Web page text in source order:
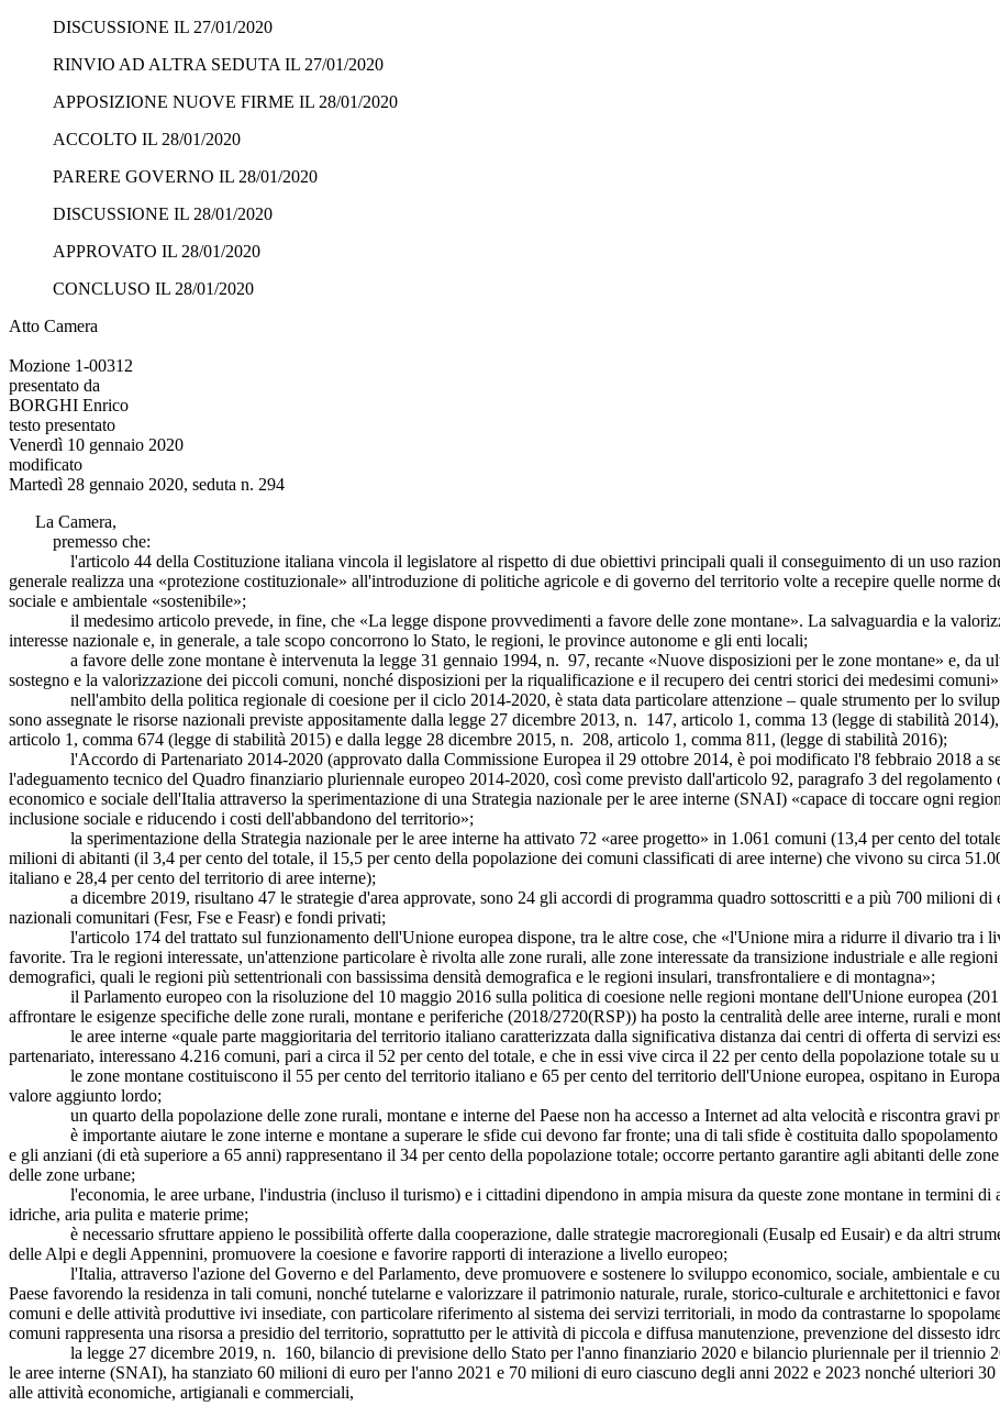
DISCUSSIONE IL 27/01/2020
RINVIO AD ALTRA SEDUTA IL 27/01/2020
APPOSIZIONE NUOVE FIRME IL 28/01/2020
ACCOLTO IL 28/01/2020
PARERE GOVERNO IL 28/01/2020
DISCUSSIONE IL 28/01/2020
APPROVATO IL 28/01/2020
CONCLUSO IL 28/01/2020
Atto Camera
Mozione 1-00312
presentato da
BORGHI Enrico
testo presentato
Venerdì 10 gennaio 2020
modificato
Martedì 28 gennaio 2020, seduta n. 294
La Camera,
premesso che:
l'articolo 44 della Costituzione italiana vincola il legislatore al rispetto di due obiettivi principali quali il conseguimento di un uso
generale realizza una «protezione costituzionale» all'introduzione di politiche agricole e di governo del territorio volte a recepire quelle
sociale e ambientale «sostenibile»;
il medesimo articolo prevede, in fine, che «La legge dispone provvedimenti a favore delle zone montane». La salvaguardia e la
interesse nazionale e, in generale, a tale scopo concorrono lo Stato, le regioni, le province autonome e gli enti locali;
a favore delle zone montane è intervenuta la legge 31 gennaio 1994, n. 97, recante «Nuove disposizioni per le zone montane» e, da
sostegno e la valorizzazione dei piccoli comuni, nonché disposizioni per la riqualificazione e il recupero dei centri storici dei medesimi
nell'ambito della politica regionale di coesione per il ciclo 2014-2020, è stata data particolare attenzione – quale strumento per lo
sono assegnate le risorse nazionali previste appositamente dalla legge 27 dicembre 2013, n. 147, articolo 1, comma 13 (legge di stabilità
articolo 1, comma 674 (legge di stabilità 2015) e dalla legge 28 dicembre 2015, n. 208, articolo 1, comma 811, (legge di stabilità 2016);
l'Accordo di Partenariato 2014-2020 (approvato dalla Commissione Europea il 29 ottobre 2014, è poi modificato l'8 febbraio 2018 a
l'adeguamento tecnico del Quadro finanziario pluriennale europeo 2014-2020, così come previsto dall'articolo 92, paragrafo 3 del
economico e sociale dell'Italia attraverso la sperimentazione di una Strategia nazionale per le aree interne (SNAI) «capace di toccare ogni
inclusione sociale e riducendo i costi dell'abbandono del territorio»;
la sperimentazione della Strategia nazionale per le aree interne ha attivato 72 «aree progetto» in 1.061 comuni (13,4 per cento del
milioni di abitanti (il 3,4 per cento del totale, il 15,5 per cento della popolazione dei comuni classificati di aree interne) che vivono su circa
italiano e 28,4 per cento del territorio di aree interne);
a dicembre 2019, risultano 47 le strategie d'area approvate, sono 24 gli accordi di programma quadro sottoscritti e a più 700 milioni di
nazionali comunitari (Fesr, Fse e Feasr) e fondi privati;
l'articolo 174 del trattato sul funzionamento dell'Unione europea dispone, tra le altre cose, che «l'Unione mira a ridurre il divario tra i
favorite. Tra le regioni interessate, un'attenzione particolare è rivolta alle zone rurali, alle zone interessate da transizione industriale e alle
demografici, quali le regioni più settentrionali con bassissima densità demografica e le regioni insulari, transfrontaliere e di montagna»;
il Parlamento europeo con la risoluzione del 10 maggio 2016 sulla politica di coesione nelle regioni montane dell'Unione europea
affrontare le esigenze specifiche delle zone rurali, montane e periferiche (2018/2720(RSP)) ha posto la centralità delle aree interne, rurali e
le aree interne «quale parte maggioritaria del territorio italiano caratterizzata dalla significativa distanza dai centri di offerta di servizi
partenariato, interessano 4.216 comuni, pari a circa il 52 per cento del totale, e che in essi vive circa il 22 per cento della popolazione totale su
le zone montane costituiscono il 55 per cento del territorio italiano e 65 per cento del territorio dell'Unione europea, ospitano in Europa
valore aggiunto lordo;
un quarto della popolazione delle zone rurali, montane e interne del Paese non ha accesso a Internet ad alta velocità e riscontra gravi
è importante aiutare le zone interne e montane a superare le sfide cui devono far fronte; una di tali sfide è costituita dallo spopolamento
e gli anziani (di età superiore a 65 anni) rappresentano il 34 per cento della popolazione totale; occorre pertanto garantire agli abitanti delle
delle zone urbane;
l'economia, le aree urbane, l'industria (incluso il turismo) e i cittadini dipendono in ampia misura da queste zone montane in termini di
idriche, aria pulita e materie prime;
è necessario sfruttare appieno le possibilità offerte dalla cooperazione, dalle strategie macroregionali (Eusalp ed Eusair) e da altri
delle Alpi e degli Appennini, promuovere la coesione e favorire rapporti di interazione a livello europeo;
l'Italia, attraverso l'azione del Governo e del Parlamento, deve promuovere e sostenere lo sviluppo economico, sociale, ambientale e
Paese favorendo la residenza in tali comuni, nonché tutelarne e valorizzare il patrimonio naturale, rurale, storico-culturale e architettonici e
comuni e delle attività produttive ivi insediate, con particolare riferimento al sistema dei servizi territoriali, in modo da contrastarne lo
comuni rappresenta una risorsa a presidio del territorio, soprattutto per le attività di piccola e diffusa manutenzione, prevenzione del dissesto
la legge 27 dicembre 2019, n. 160, bilancio di previsione dello Stato per l'anno finanziario 2020 e bilancio pluriennale per il triennio
le aree interne (SNAI), ha stanziato 60 milioni di euro per l'anno 2021 e 70 milioni di euro ciascuno degli anni 2022 e 2023 nonché ulteriori
alle attività economiche, artigianali e commerciali,